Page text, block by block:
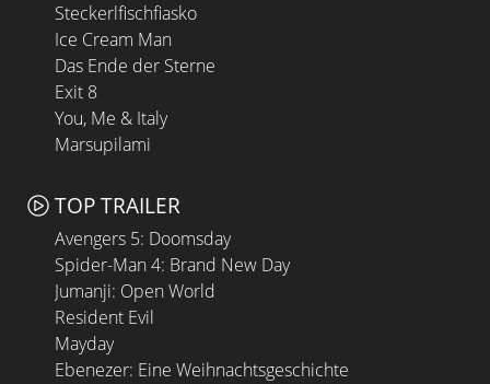
Steckerlfischfiasko
Ice Cream Man
Das Ende der Sterne
Exit 8
You, Me & Italy
Marsupilami
TOP TRAILER
Avengers 5: Doomsday
Spider-Man 4: Brand New Day
Jumanji: Open World
Resident Evil
Mayday
Ebenezer: Eine Weihnachtsgeschichte